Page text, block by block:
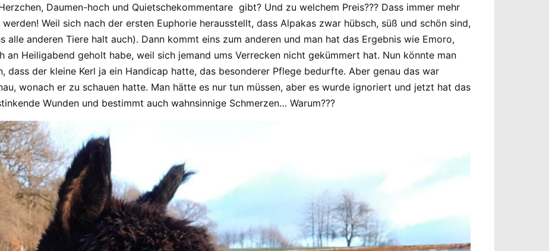
Daumen-hoch und Quietschekommentare gibt? Und zu welchem Preis??? Dass immer mehr
Weil sich nach der ersten Euphorie herausstellt, dass Alpakas zwar hübsch, süß und schön sind,
alle anderen Tiere halt auch). Dann kommt eins zum anderen und man hat das Ergebnis wie Emoro,
an Heiligabend geholt habe, weil sich jemand ums Verrecken nicht gekümmert hat. Nun könnte man
dass der kleine Kerl ja ein Handicap hatte, das besonderer Pflege bedurfte. Aber genau das war
wonach er zu schauen hatte. Man hätte es nur tun müssen, aber es wurde ignoriert und jetzt hat das
Wunden und bestimmt auch wahnsinnige Schmerzen… Warum???